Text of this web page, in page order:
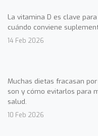
La vitamina D es clave
cuándo conviene
14 Feb 2026
Muchas dietas fracasan
son y cómo evitarlos para
salud.
10 Feb 2026